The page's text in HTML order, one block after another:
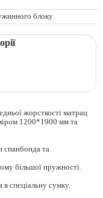
блоку
жорсткості матрац
1200*1900 мм та
спанбонда та
більшої пружності.
спеціальну сумку.